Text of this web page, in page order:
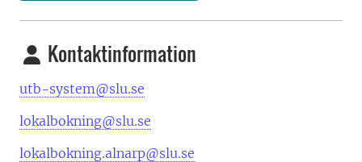
Kontaktinformation
utb-system@slu.se
lokalbokning@slu.se
lokalbokning.alnarp@slu.se